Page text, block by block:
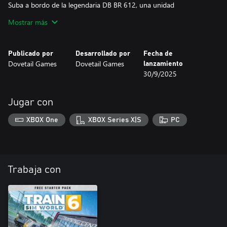
Suba a bordo de la legendaria DB BR 612, una unidad
Transporte a los pasajeros por la línea S3 del S-Bahn de Dresden
pintoresca DB BR 363.
Mostrar más
Publicado por
Dovetail Games
Desarrollado por
Dovetail Games
Fecha de
lanzamiento
30/9/2025
Jugar con
XBOX One XBOX Series X|S PC
Trabaja con